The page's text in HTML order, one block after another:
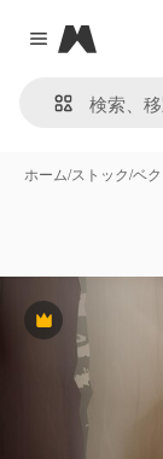
Close menu
Magnific
ホーム/ストック/ベ
Premium